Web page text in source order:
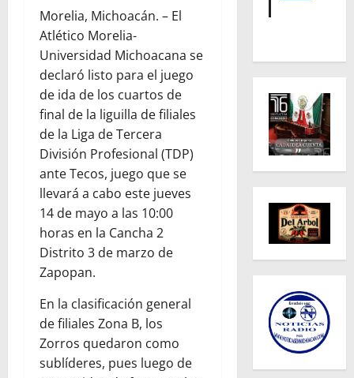
Morelia, Michoacán. – El
Atlético Morelia-
Universidad Michoacana se
declaró listo para el juego
de ida de los cuartos de
final de la liguilla de filiales
de la Liga de Tercera
División Profesional (TDP)
ante Tecos, juego que se
llevará a cabo este jueves
14 de mayo a las 10:00
horas en la Cancha 2
Distrito 3 de marzo de
Zapopan.
En la clasificación general
de filiales Zona B, los
Zorros quedaron como
sublíderes, pues luego de